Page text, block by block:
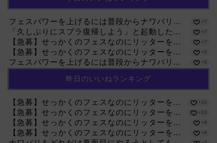
フェスパワーを上げるには普段からナワバリ... +7
「久しぶりにスプラ復帰しよう」と起動した... +7
【急募】せっかくのフェスなのにリッターを... +7
【急募】せっかくのフェスなのにリッターを... +5
フェスパワーを上げるには普段からナワバリ... +5
昨日のいいねランキング
【急募】せっかくのフェスなのにリッターを... +10
【急募】せっかくのフェスなのにリッターを... +10
【急募】せっかくのフェスなのにリッターを... +9
【急募】せっかくのフェスなのにリッターを... +8